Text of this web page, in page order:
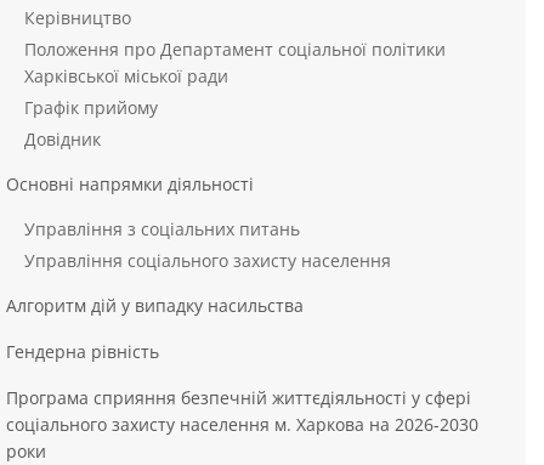
Керівництво
Положення про Департамент соціальної політики
Харківської міської ради
Графік прийому
Довідник
Основні напрямки діяльності
Управління з соціальних питань
Управління соціального захисту населення
Алгоритм дій у випадку насильства
Гендерна рівність
Програма сприяння безпечній життєдіяльності у сфері
соціального захисту населення м. Харкова на 2026-2030
роки